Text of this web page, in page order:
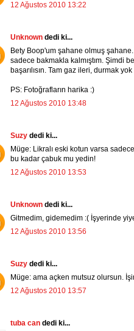
12 Ağustos 2010 13:22
Unknown dedi ki...
Bety Boop'um şahane olmuş
sadece bakmakla kalmıştım. Şimdi
başarılısın. Tam gaz ileri, durmak
PS: Fotoğrafların harika :)
12 Ağustos 2010 13:48
Suzy dedi ki...
Müge: Likralı eski kotun varsa
bu kadar çabuk mu yedin!
12 Ağustos 2010 13:53
Unknown dedi ki...
Gitmedim, gidemedim :( İşyerinde
12 Ağustos 2010 13:56
Suzy dedi ki...
Müge: ama açken mutsuz olursun.
12 Ağustos 2010 13:57
tuba can dedi ki...